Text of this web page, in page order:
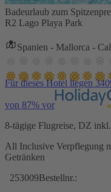
Badeurlaub zum
R2 Lago Playa Park
Spanien - Mallorca -
Für dieses Hotel liegen
von 87% vor
8-tägige Flugreise, DZ
All Inclusive Verpflegung
Getränken
253009Bestellnr.: